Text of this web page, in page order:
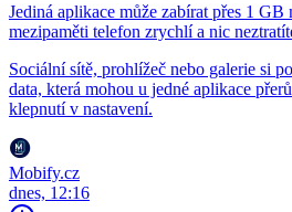
Jediná aplikace může zabírat přes 1 GB
mezipaměti telefon zrychlí a nic
Sociální sítě, prohlížeč nebo galerie si
data, která mohou u jedné aplikace
klepnutí v nastavení.
Mobify.cz
dnes, 12:16